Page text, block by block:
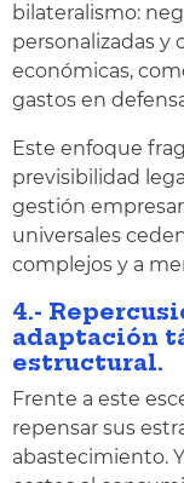
bilateralismo:
personalizadas y
económicas,
gastos en
Este enfoque
previsibilidad
gestión
universales
complejos y a
4.-
adaptación
estructural.
Frente a este
repensar sus
abastecimiento.